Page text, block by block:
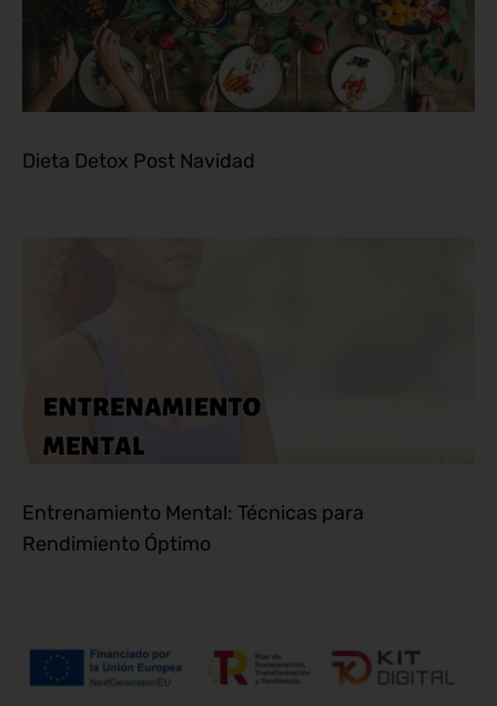
Dieta Detox Post Navidad
Entrenamiento Mental: Técnicas para
Rendimiento Óptimo